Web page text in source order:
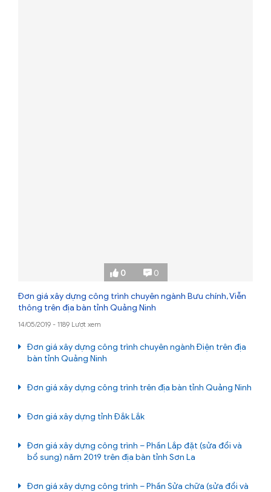
0 0
Đơn giá xây dựng công trình chuyên ngành Bưu chính, Viễn
thông trên địa bàn tỉnh Quảng Ninh
14/05/2019 - 1189 Lượt xem
Đơn giá xây dựng công trình chuyên ngành Điện trên địa
bàn tỉnh Quảng Ninh
Đơn giá xây dựng công trình trên địa bàn tỉnh Quảng Ninh
Đơn giá xây dựng tỉnh Đắk Lắk
Đơn giá xây dựng công trình – Phần Lắp đặt (sửa đổi và
bổ sung) năm 2019 trên địa bàn tỉnh Sơn La
Đơn giá xây dựng công trình – Phần Sửa chữa (sửa đổi và